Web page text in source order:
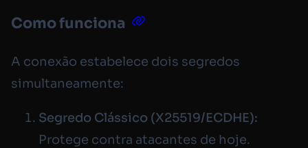
Como funciona
A conexão estabelece dois segredos
simultaneamente:
Segredo Clássico (X25519/ECDHE):
Protege contra atacantes de hoje.